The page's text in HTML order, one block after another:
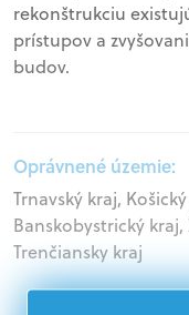
rekonštrukciu
prístupov a
budov.
Oprávnené územie:
Trnavský kraj,
Banskobystrický kraj,
Trenčiansky kraj